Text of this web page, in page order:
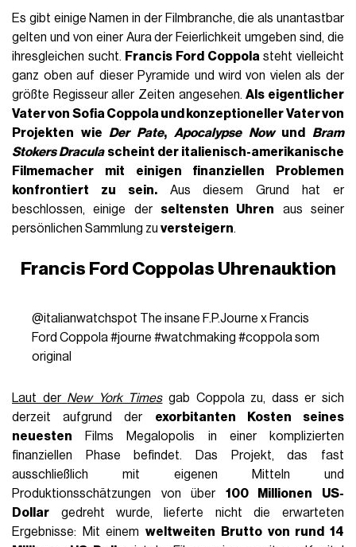
Es gibt einige Namen in der Filmbranche, die als unantastbar
gelten und von einer Aura der Feierlichkeit umgeben sind, die
ihresgleichen sucht. Francis Ford Coppolasteht vielleicht
ganz oben auf dieser Pyramide und wird von vielen als der
größte Regisseur aller Zeiten angesehen.Als eigentlicher
Vater von Sofia Coppola und konzeptioneller Vater von
Projekten wieDer Pate, Apocalypse NowundBram
Stokers Draculascheint der italienisch-amerikanische
Filmemacher mit einigen finanziellen Problemen
konfrontiert zu sein.Aus diesem Grund hat er
beschlossen, einige der seltensten Uhren aus seiner
persönlichen Sammlung zuversteigern.
Francis Ford Coppolas Uhrenauktion
@italianwatchspot The insane F.P.Journe x Francis
Ford Coppola#journe #watchmaking #coppolasom
original
Laut der New York Timesgab Coppola zu, dass er sich
derzeit aufgrund der exorbitanten Kosten seines
neuesten Films Megalopolis in einer komplizierten
finanziellen Phase befindet. Das Projekt, das fast
ausschließlich mit eigenen Mitteln und
Produktionsschätzungen von über 100 Millionen US-
Dollar gedreht wurde, lieferte nicht die erwarteten
Ergebnisse: Mit einemweltweiten Brutto von rund 14